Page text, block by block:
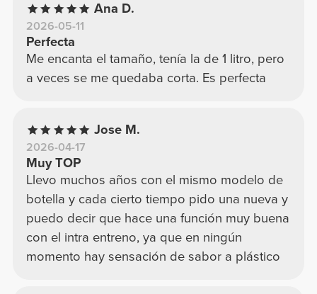
Ana D.
2026-05-11
Perfecta
Me encanta el tamaño, tenía la de 1 litro, pero
a veces se me quedaba corta. Es perfecta
Jose M.
2026-04-17
Muy TOP
Llevo muchos años con el mismo modelo de
botella y cada cierto tiempo pido una nueva y
puedo decir que hace una función muy buena
con el intra entreno, ya que en ningún
momento hay sensación de sabor a plástico